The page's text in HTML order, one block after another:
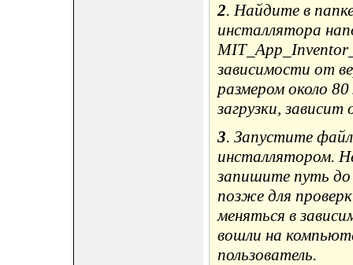
2. Найдите в
инсталлятора
зависимости от
размером около
загрузки,
3. Запустите
инсталлятором.
запишите путь
позже для
меняться в
вошли на
пользователь.